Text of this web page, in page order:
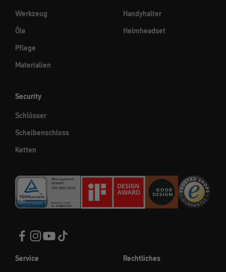
Werkzeug
Öle
Pflege
Materialien
Handyhalter
Helmheadset
Security
Schlösser
Scheibenschloss
Ketten
Service
Rechtliches